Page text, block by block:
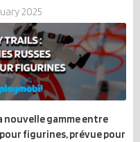
CHERS
AJOUTÉS
2025
nouvelle gamme entre
figurines, prévue pour